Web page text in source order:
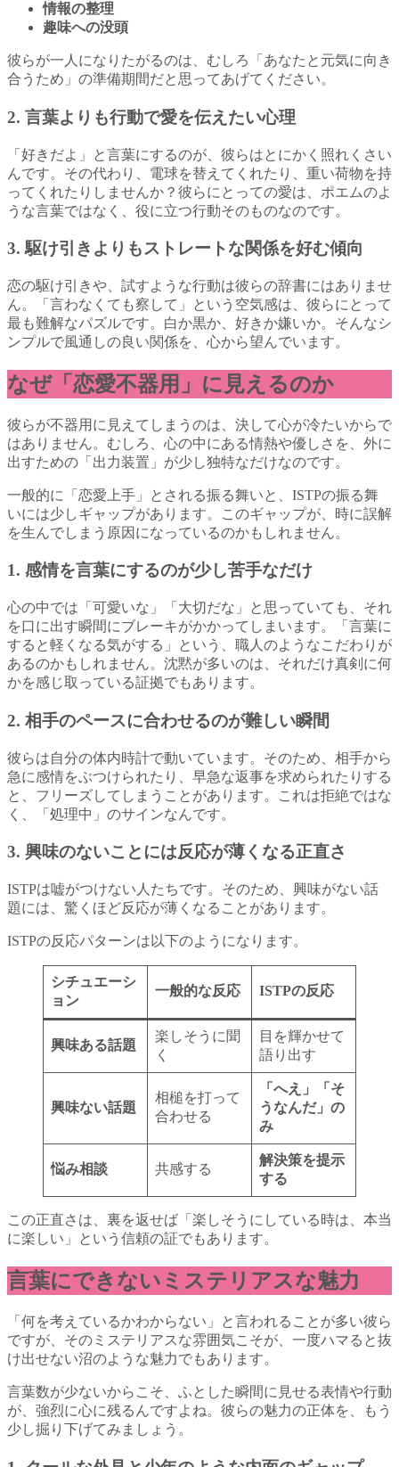
情報の整理
趣味への没頭
彼らが一人になりたがるのは、むしろ「あなたと元気に向き
合うため」の準備期間だと思ってあげてください。
2. 言葉よりも行動で愛を伝えたい心理
「好きだよ」と言葉にするのが、彼らはとにかく照れくさい
んです。その代わり、電球を替えてくれたり、重い荷物を持
ってくれたりしませんか？彼らにとっての愛は、ポエムのよ
うな言葉ではなく、役に立つ行動そのものなのです。
3. 駆け引きよりもストレートな関係を好む傾向
恋の駆け引きや、試すような行動は彼らの辞書にはありませ
ん。「言わなくても察して」という空気感は、彼らにとって
最も難解なパズルです。白か黒か、好きか嫌いか。そんなシ
ンプルで風通しの良い関係を、心から望んでいます。
なぜ「恋愛不器用」に見えるのか
彼らが不器用に見えてしまうのは、決して心が冷たいからで
はありません。むしろ、心の中にある情熱や優しさを、外に
出すための「出力装置」が少し独特なだけなのです。
一般的に「恋愛上手」とされる振る舞いと、ISTPの振る舞
いには少しギャップがあります。このギャップが、時に誤解
を生んでしまう原因になっているのかもしれません。
1. 感情を言葉にするのが少し苦手なだけ
心の中では「可愛いな」「大切だな」と思っていても、それ
を口に出す瞬間にブレーキがかかってしまいます。「言葉に
すると軽くなる気がする」という、職人のようなこだわりが
あるのかもしれません。沈黙が多いのは、それだけ真剣に何
かを感じ取っている証拠でもあります。
2. 相手のペースに合わせるのが難しい瞬間
彼らは自分の体内時計で動いています。そのため、相手から
急に感情をぶつけられたり、早急な返事を求められたりする
と、フリーズしてしまうことがあります。これは拒絶ではな
く、「処理中」のサインなんです。
3. 興味のないことには反応が薄くなる正直さ
ISTPは嘘がつけない人たちです。そのため、興味がない話
題には、驚くほど反応が薄くなることがあります。
ISTPの反応パターンは以下のようになります。
シチュエーシ
ョン
一般的な反応 ISTPの反応
興味ある話題
楽しそうに聞
く
目を輝かせて
語り出す
興味ない話題
相槌を打って
合わせる
「へえ」「そ
うなんだ」の
み
悩み相談 共感する
解決策を提示
する
この正直さは、裏を返せば「楽しそうにしている時は、本当
に楽しい」という信頼の証でもあります。
言葉にできないミステリアスな魅力
「何を考えているかわからない」と言われることが多い彼ら
ですが、そのミステリアスな雰囲気こそが、一度ハマると抜
け出せない沼のような魅力でもあります。
言葉数が少ないからこそ、ふとした瞬間に見せる表情や行動
が、強烈に心に残るんですよね。彼らの魅力の正体を、もう
少し掘り下げてみましょう。